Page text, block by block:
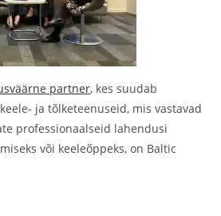
partner, kes suudab
ja tõlketeenuseid, mis vastavad
professionaalseid lahendusi
või keeleõppeks, on Baltic